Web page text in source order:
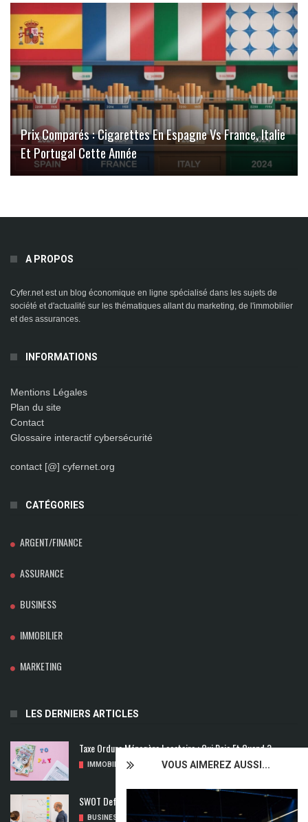
VOUS AIMEREZ AUSSI...
Prix Comparés : Cigarettes En Espagne Vs France, Italie
Et Portugal Cette Année
A PROPOS
Cyfer.net est un blog économique en ligne spécialisé dans les sujets de
société et d'actualité sur les thématiques allant du marketing, de l'immobilier
et des assurances.
INFORMATIONS
Mentions Légales
Plan du site
Contact
Glossaire interactif cybersécurité
contact [@] cyfernet.org
CATÉGORIES
ARGENT/FINANCE
ASSURANCE
BUSINESS
IMMOBILIER
MARKETING
LES DERNIERS ARTICLES
Taxe Ordure Ménagère Locataire : Qui Paie Et Quand ?
IMMOBILIER / 04/08/2026
SWOT Def : Qu’est-Ce Que L’analyse SWOT ?
BUSINESS / 02/08/2026